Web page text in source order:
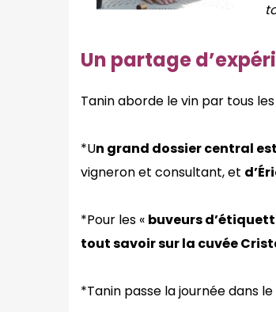
Un partage
Tanin aborde le vin par tous
*Un grand dossier central
vigneron et consultant, et
*Pour les « buveurs
tout savoir sur la cuvée
*Tanin passe la journée dans